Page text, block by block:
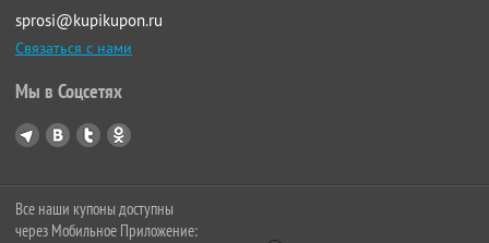
sprosi@kupikupon.ru
Связаться с нами
Мы в Соцсетях
Все наши купоны доступны
через Мобильное Приложение: